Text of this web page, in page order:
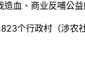
血、商业反哺公益
个行政村（涉农